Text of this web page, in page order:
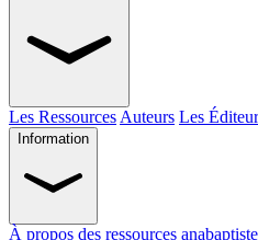
Les Ressources Auteurs Les
Information
À propos des ressources